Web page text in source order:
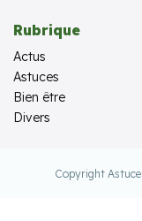
Rubrique
Actus
Astuces
Bien être
Divers
Copyright